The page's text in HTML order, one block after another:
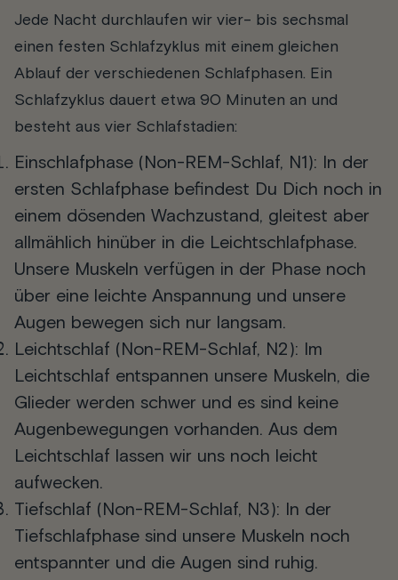
Jede Nacht durchlaufen wir vier- bis sechsmal
einen festen Schlafzyklus mit einem gleichen
Ablauf der verschiedenen Schlafphasen. Ein
Schlafzyklus dauert etwa 90 Minuten an und
besteht aus vier Schlafstadien:
Einschlafphase (Non-REM-Schlaf, N1): In der
ersten Schlafphase befindest Du Dich noch in
einem dösenden Wachzustand, gleitest aber
allmählich hinüber in die Leichtschlafphase.
Unsere Muskeln verfügen in der Phase noch
über eine leichte Anspannung und unsere
Augen bewegen sich nur langsam.
Leichtschlaf (Non-REM-Schlaf, N2): Im
Leichtschlaf entspannen unsere Muskeln, die
Glieder werden schwer und es sind keine
Augenbewegungen vorhanden. Aus dem
Leichtschlaf lassen wir uns noch leicht
aufwecken.
Tiefschlaf (Non-REM-Schlaf, N3): In der
Tiefschlafphase sind unsere Muskeln noch
entspannter und die Augen sind ruhig.